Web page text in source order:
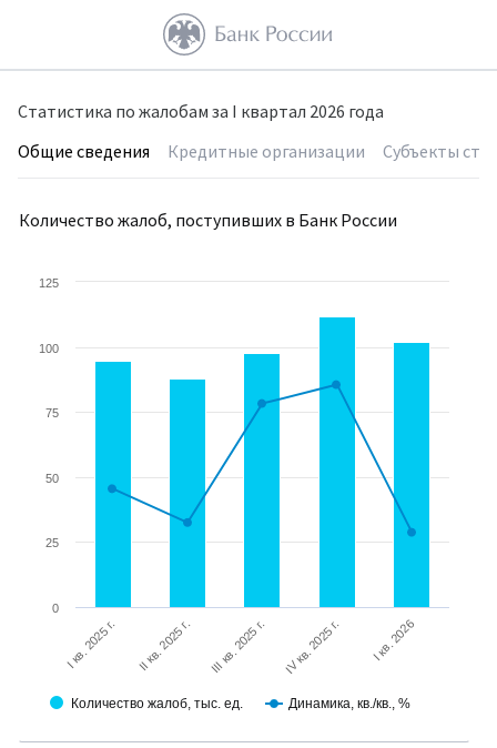
Статистика по жалобам за I квартал 2026 года
Общие сведения
Кредитные организации Субъекты
Количество жалоб, поступивших в Банк России
Количество жалоб, тыс. ед. Динамика, кв./кв., %
I кв. 2025 г. II кв. 2025 г. III кв. 2025 г. IV кв. 2025 г. I кв. 2026
0
25
50
75
100
125